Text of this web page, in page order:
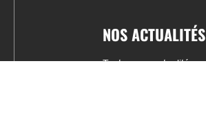
NOS ACTUALITÉS
Toutes nos actualités